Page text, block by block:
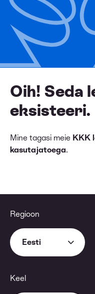
Oih! Seda
eksisteeri.
Mine tagasi meie KKK
kasutajatoega.
Regioon
Eesti
Keel